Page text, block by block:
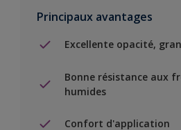
Principaux avantages
Excellente opacité,
Bonne résistance aux
humides
Confort d'application